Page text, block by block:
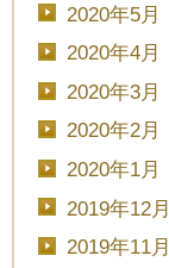
2020年5月
2020年4月
2020年3月
2020年2月
2020年1月
2019年12月
2019年11月